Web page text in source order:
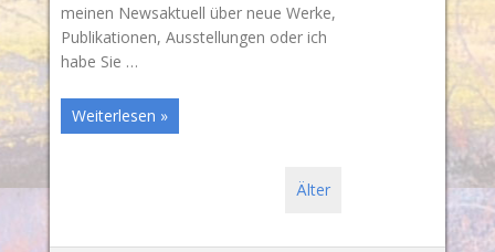
meinen Newsaktuell über neue Werke,
Publikationen, Ausstellungen oder ich
habe Sie …
Weiterlesen »
Älter